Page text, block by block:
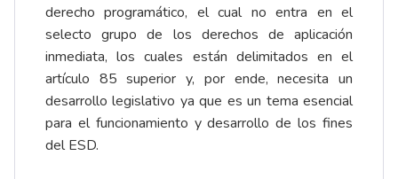
derecho programático, el cual no entra en el
selecto grupo de los derechos de aplicación
inmediata, los cuales están delimitados en el
artículo 85 superior y, por ende, necesita un
desarrollo legislativo ya que es un tema esencial
para el funcionamiento y desarrollo de los fines
del ESD.